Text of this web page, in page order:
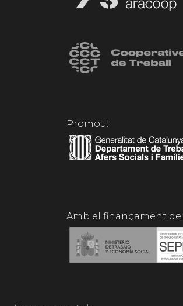
Promou:
Amb el finançament de: